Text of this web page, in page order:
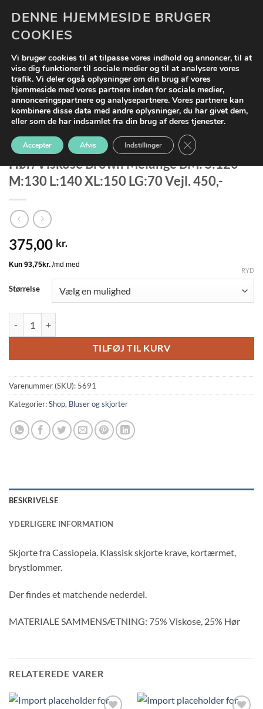
indhold
Cassiopeia Giretta Kortærmet Skjorte
Hør/Viskose Brown Melange BM: S:120
M:130 L:140 XL:150 LG:70 Vejl. 450,-
375,00 kr.
Størrelse
RYD
TILFØJ TIL KURV
Varenummer (SKU): 5691
Kategorier:Shop, Bluser og skjorter
BESKRIVELSE
YDERLIGERE INFORMATION
Skjorte fra Cassiopeia. Klassisk skjorte krave, kortærmet,
brystlommer.
Der findes et matchende nederdel.
MATERIALE SAMMENSÆTNING: 75% Viskose, 25% Hør
RELATEREDE VARER
DENNE HJEMMESIDE BRUGER
COOKIES
Vi bruger cookies til at tilpasse vores indhold og annoncer, til at
vise dig funktioner til sociale medier og til at analysere vores
trafik. Vi deler også oplysninger om din brug af vores
hjemmeside med vores partnere inden for sociale medier,
annonceringspartnere og analysepartnere. Vores partnere kan
kombinere disse data med andre oplysninger, du har givet dem,
eller som de har indsamlet fra din brug af deres tjenester.
Accepter Afvis Indstillinger CLOSE GDPR